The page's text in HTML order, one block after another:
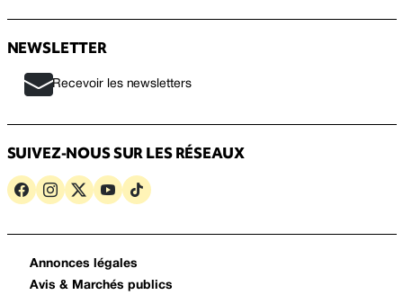
NEWSLETTER
Recevoir les newsletters
SUIVEZ-NOUS SUR LES RÉSEAUX
Annonces légales
Avis & Marchés publics